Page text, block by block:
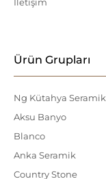
Ürün Grupları
Ng Kütahya Seramik
Aksu Banyo
Blanco
Anka Seramik
Country Stone